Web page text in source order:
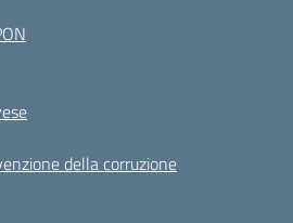
della corruzione